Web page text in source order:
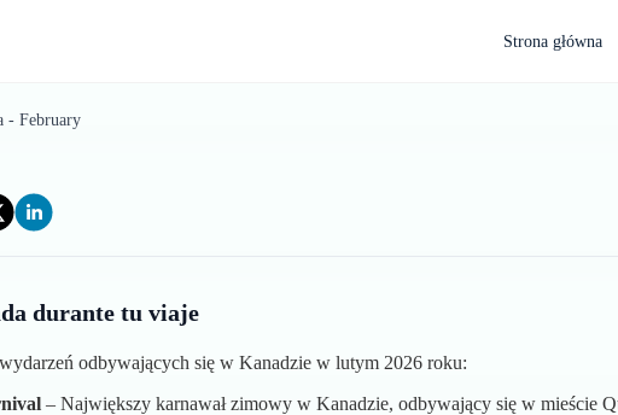
Strona główna
- February
durante tu viaje
odbywających się w Kanadzie w lutym 2026 roku:
– Największy karnawał zimowy w Kanadzie, odbywający się w mieście